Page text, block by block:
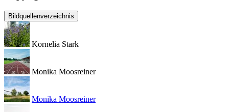
Bildquellenverzeichnis
Kornelia Stark
Monika Moosreiner
Monika Moosreiner